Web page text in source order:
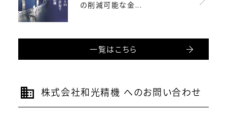
の削減可能な金...
一覧はこちら
株式会社和光精機 へのお問い合わせ